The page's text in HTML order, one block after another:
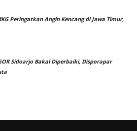
Peringatkan Angin Kencang di Jawa Timur,
Sidoarjo Bakal Diperbaiki, Disporapar